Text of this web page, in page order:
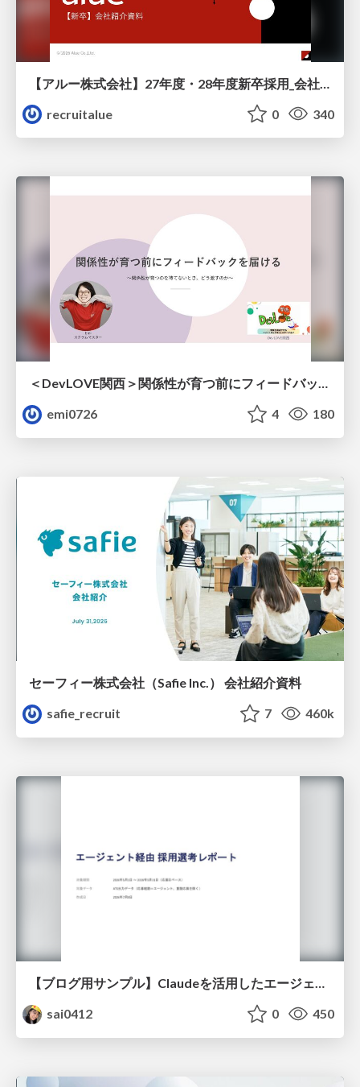
recruitalue
0 340
＜DevLOVE関西＞関係性が育つ前にフィードバックを届ける ～関係性が育つのを待てないとき、どう渡すのか～
emi0726
4 180
セーフィー株式会社（Safie Inc.） 会社紹介資料
safie_recruit
7 460k
sai0412
0 450